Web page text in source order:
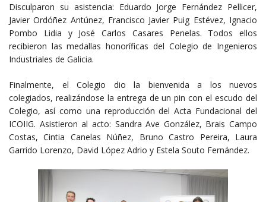
Disculparon su asistencia: Eduardo Jorge Fernández Pellicer,
Javier Ordóñez Antúnez, Francisco Javier Puig Estévez, Ignacio
Pombo Lidia y José Carlos Casares Penelas. Todos ellos
recibieron las medallas honoríficas del Colegio de Ingenieros
Industriales de Galicia.
Finalmente, el Colegio dio la bienvenida a los nuevos
colegiados, realizándose la entrega de un pin con el escudo del
Colegio, así como una reproducción del Acta Fundacional del
ICOIIG. Asistieron al acto: Sandra Ave González, Brais Campo
Costas, Cintia Canelas Núñez, Bruno Castro Pereira, Laura
Garrido Lorenzo, David López Adrio y Estela Souto Fernández.